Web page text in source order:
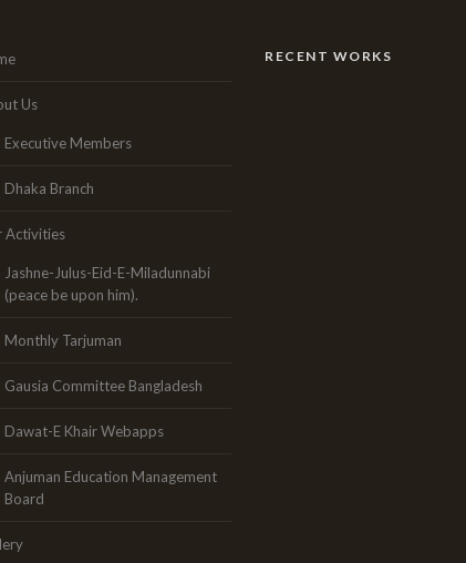
Us
Executive Members
Dhaka Branch
Activities
Jashne-Julus-Eid-E-Miladunnabi
(peace be upon him).
Monthly Tarjuman
Gausia Committee Bangladesh
Dawat-E Khair Webapps
Anjuman Education Management
Board
RECENT WORKS